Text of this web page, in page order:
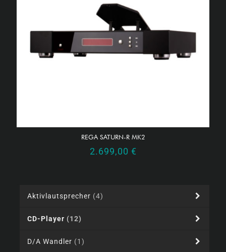
REGA SATURN-R MK2
2.699,00 €
Aktivlautsprecher (4)
CD-Player (12)
D/A Wandler (1)